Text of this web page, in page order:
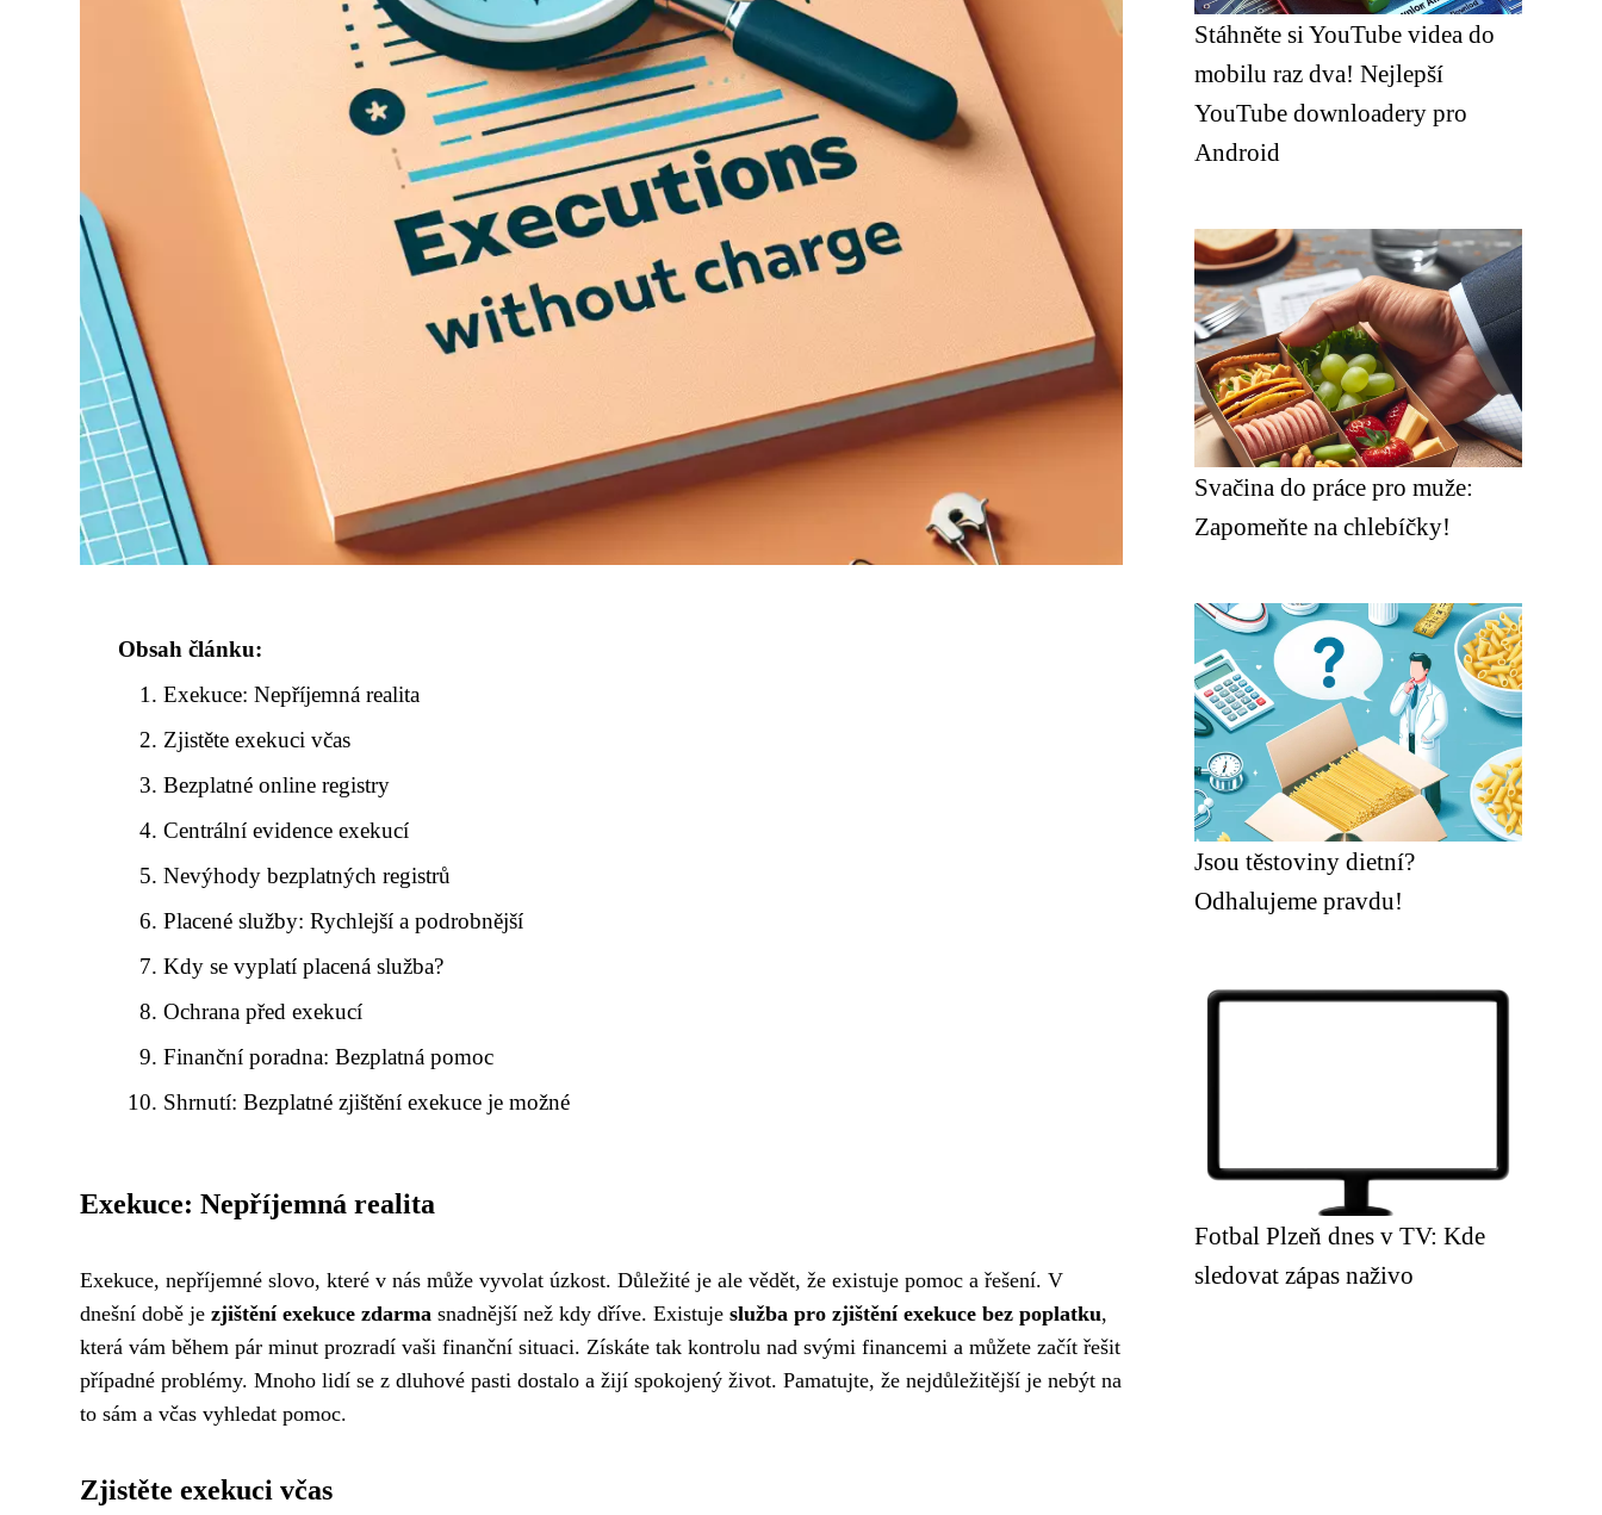
Obsah článku:
Exekuce: Nepříjemná realita
Zjistěte exekuci včas
Bezplatné online registry
Centrální evidence exekucí
Nevýhody bezplatných registrů
Placené služby: Rychlejší a podrobnější
Kdy se vyplatí placená služba?
Ochrana před exekucí
Finanční poradna: Bezplatná pomoc
Shrnutí: Bezplatné zjištění exekuce je možné
Exekuce: Nepříjemná realita
Exekuce, nepříjemné slovo, které v nás může vyvolat úzkost. Důležité je ale vědět, že existuje pomoc a řešení. V
dnešní době je zjištění exekuce zdarma snadnější než kdy dříve. Existuje služba pro zjištění exekuce bez poplatku,
která vám během pár minut prozradí vaši finanční situaci. Získáte tak kontrolu nad svými financemi a můžete začít řešit
případné problémy. Mnoho lidí se z dluhové pasti dostalo a žijí spokojený život. Pamatujte, že nejdůležitější je nebýt na
to sám a včas vyhledat pomoc.
Zjistěte exekuci včas
Stáhněte si YouTube videa do
mobilu raz dva! Nejlepší
YouTube downloadery pro
Android
Svačina do práce pro muže:
Zapomeňte na chlebíčky!
Jsou těstoviny dietní?
Odhalujeme pravdu!
Fotbal Plzeň dnes v TV: Kde
sledovat zápas naživo